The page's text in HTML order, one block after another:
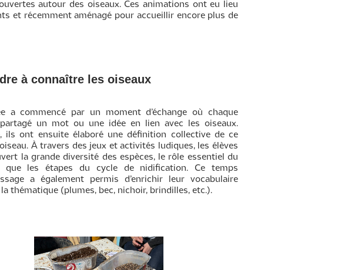
autour des oiseaux. Ces animations ont eu lieu
et récemment aménagé pour accueillir encore plus de
à connaître les oiseaux
a commencé par un moment d’échange où chaque
un mot ou une idée en lien avec les oiseaux.
ils ont ensuite élaboré une définition collective de ce
À travers des jeux et activités ludiques, les élèves
la grande diversité des espèces, le rôle essentiel du
que les étapes du cycle de nidification. Ce temps
a également permis d’enrichir leur vocabulaire
thématique (plumes, bec, nichoir, brindilles, etc.).